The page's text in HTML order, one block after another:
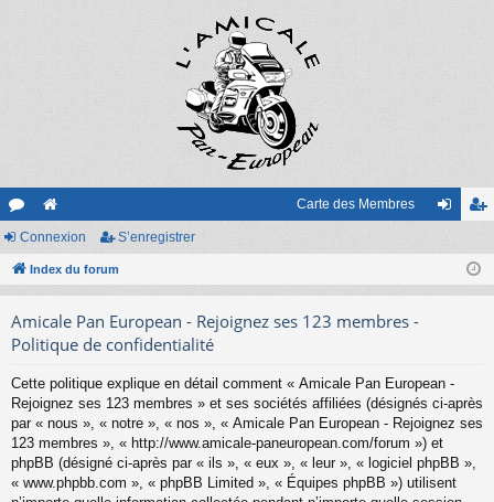
or
u
s
e
sit
Carte des Membres
nr
r
Connexion S’enregistrer
Index du forum
Amicale Pan European - Rejoignez ses 123 membres -
Politique de confidentialité
Cette politique explique en détail comment « Amicale Pan European -
Rejoignez ses 123 membres » et ses sociétés affiliées (désignés ci-après
par « nous », « notre », « nos », « Amicale Pan European - Rejoignez ses
123 membres », « http://www.amicale-paneuropean.com/forum ») et
phpBB (désigné ci-après par « ils », « eux », « leur », « logiciel phpBB »,
« www.phpbb.com », « phpBB Limited », « Équipes phpBB ») utilisent